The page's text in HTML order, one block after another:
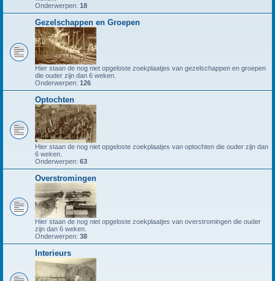
Onderwerpen: 18
Gezelschappen en Groepen
Hier staan de nog niet opgeloste zoekplaatjes van gezelschappen en groepen
die ouder zijn dan 6 weken.
Onderwerpen: 126
Optochten
Hier staan de nog niet opgeloste zoekplaatjes van optochten die ouder zijn dan
6 weken.
Onderwerpen: 63
Overstromingen
Hier staan de nog niet opgeloste zoekplaatjes van overstromingen die ouder
zijn dan 6 weken.
Onderwerpen: 38
Interieurs